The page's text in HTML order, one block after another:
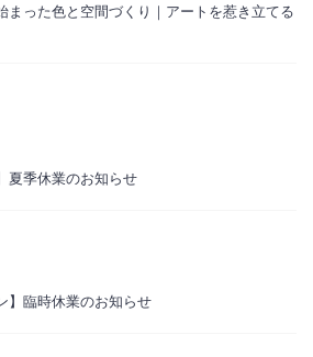
まった色と空間づくり｜アートを惹き立てる
夏季休業のお知らせ
】臨時休業のお知らせ